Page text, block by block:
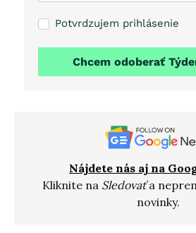
Potvrdzujem prihlásenie
Chcem odoberať
Nájdete nás aj na
Kliknite na Sledovaťa
novinky.